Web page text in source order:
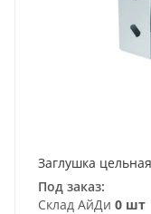
Заглушка
Под заказ:
Склад АйДи 0 шт